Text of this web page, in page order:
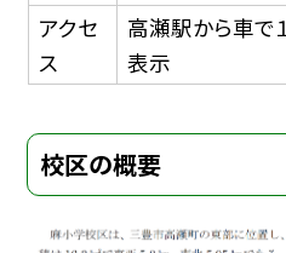
アクセ
ス
高瀬駅から車
表示
校区の概要